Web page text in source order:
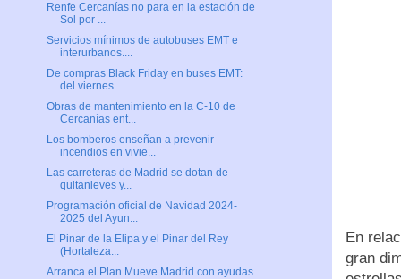
En
gran
Renfe Cercanías no para en la estación de
Sol por ...
Servicios mínimos de autobuses EMT e
interurbanos....
De compras Black Friday en buses EMT:
del viernes ...
Obras de mantenimiento en la C-10 de
Cercanías ent...
Los bomberos enseñan a prevenir
incendios en vivie...
Las carreteras de Madrid se dotan de
quitanieves y...
Programación oficial de Navidad 2024-
2025 del Ayun...
El Pinar de la Elipa y el Pinar del Rey
(Hortaleza...
Arranca el Plan Mueve Madrid con ayudas